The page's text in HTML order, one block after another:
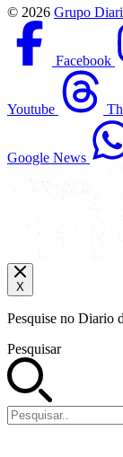
© 2026 Grupo
Facebook
Youtube
Google News
X
Pesquise no Diario
Pesquisar